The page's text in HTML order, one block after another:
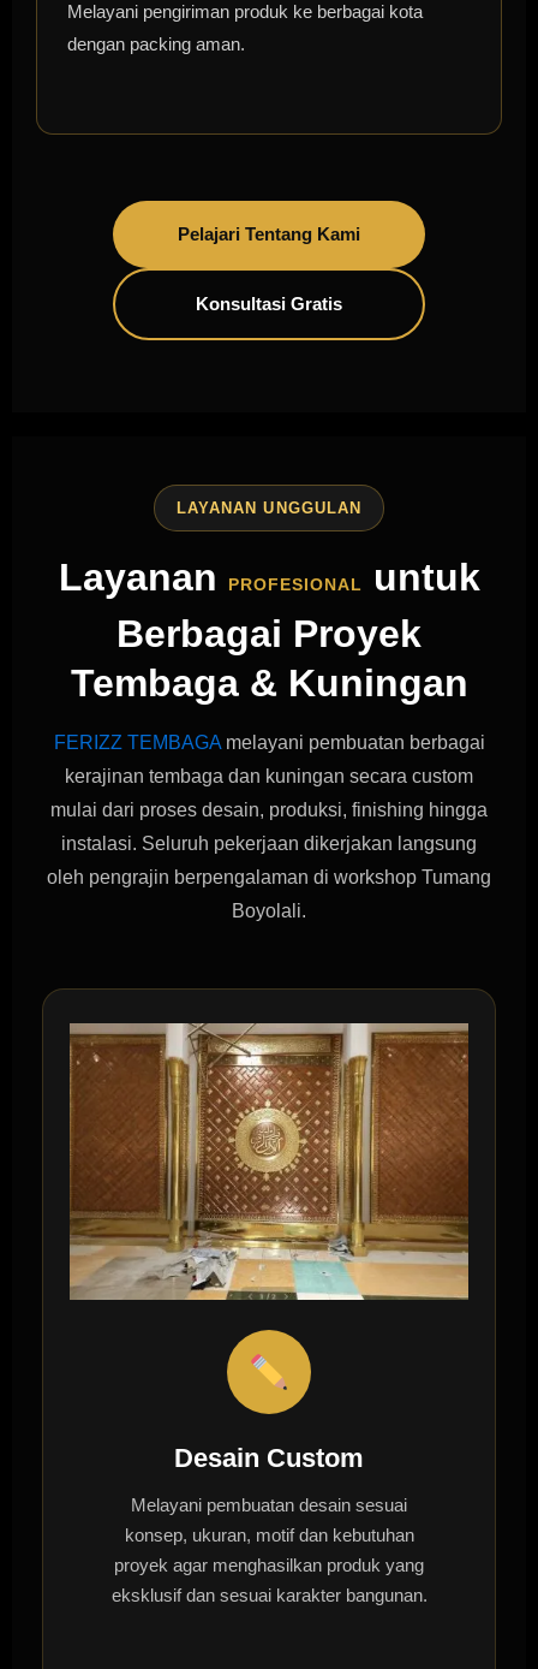
Melayani pengiriman produk ke berbagai kota
dengan packing aman.
Pelajari Tentang Kami
Konsultasi Gratis
LAYANAN UNGGULAN
Layanan PROFESIONAL
untuk
Berbagai Proyek
Tembaga & Kuningan
FERIZZ TEMBAGAmelayani pembuatan berbagai
kerajinan tembaga dan kuningan secara custom
mulai dari proses desain, produksi, finishing hingga
instalasi. Seluruh pekerjaan dikerjakan langsung
oleh pengrajin berpengalaman di workshop Tumang
Boyolali.
Desain Custom
Melayani pembuatan desain sesuai
konsep, ukuran, motif dan kebutuhan
proyek agar menghasilkan produk yang
eksklusif dan sesuai karakter bangunan.